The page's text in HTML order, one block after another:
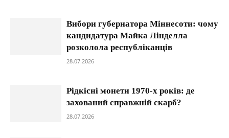
Вибори губернатора Міннесоти: чому
кандидатура Майка Лінделла
розколола республіканців
28.07.2026
Рідкісні монети 1970-х років: де
захований справжній скарб?
28.07.2026